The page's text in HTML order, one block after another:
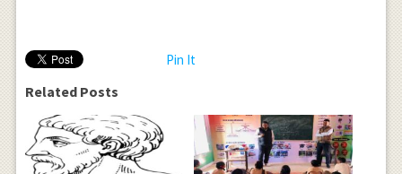
Pin It
Related Posts